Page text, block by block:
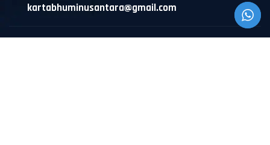
kartabhuminusantara@gmail.com